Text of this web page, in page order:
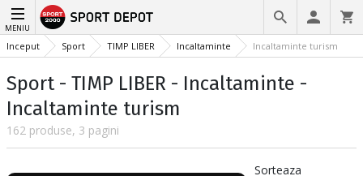
MENIU
Inceput Sport TIMP LIBER Incaltaminte Incaltaminte turism
Sport - TIMP LIBER - Incaltaminte -
Incaltaminte turism
162 produse, 3 pagini
Sorteaza